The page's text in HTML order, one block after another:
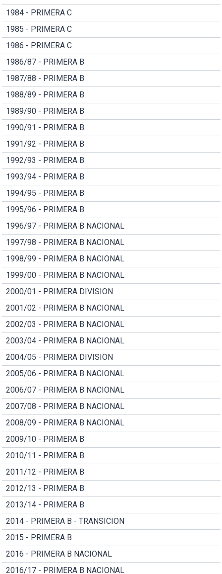
1984 - PRIMERA C
1985 - PRIMERA C
1986 - PRIMERA C
1986/87 - PRIMERA B
1987/88 - PRIMERA B
1988/89 - PRIMERA B
1989/90 - PRIMERA B
1990/91 - PRIMERA B
1991/92 - PRIMERA B
1992/93 - PRIMERA B
1993/94 - PRIMERA B
1994/95 - PRIMERA B
1995/96 - PRIMERA B
1996/97 - PRIMERA B NACIONAL
1997/98 - PRIMERA B NACIONAL
1998/99 - PRIMERA B NACIONAL
1999/00 - PRIMERA B NACIONAL
2000/01 - PRIMERA DIVISION
2001/02 - PRIMERA B NACIONAL
2002/03 - PRIMERA B NACIONAL
2003/04 - PRIMERA B NACIONAL
2004/05 - PRIMERA DIVISION
2005/06 - PRIMERA B NACIONAL
2006/07 - PRIMERA B NACIONAL
2007/08 - PRIMERA B NACIONAL
2008/09 - PRIMERA B NACIONAL
2009/10 - PRIMERA B
2010/11 - PRIMERA B
2011/12 - PRIMERA B
2012/13 - PRIMERA B
2013/14 - PRIMERA B
2014 - PRIMERA B - TRANSICION
2015 - PRIMERA B
2016 - PRIMERA B NACIONAL
2016/17 - PRIMERA B NACIONAL